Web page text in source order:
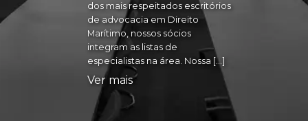
dos mais respeitados escritórios
de advocacia em Direito
Marítimo, nossos sócios
integram as listas de
especialistas na área. Nossa […]
Ver mais